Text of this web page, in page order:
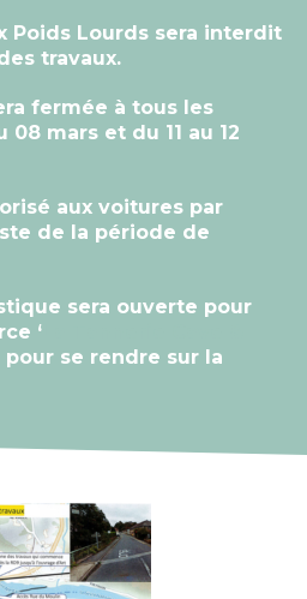
Poids Lourds sera interdit
travaux.
fermée à tous les
mars et du 11 au 12
aux voitures par
de la période de
sera ouverte pour
‘
se rendre sur la